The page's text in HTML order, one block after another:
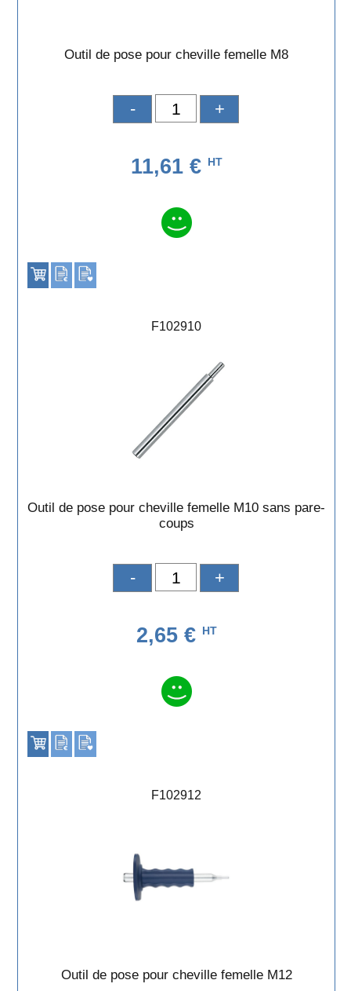
Outil de pose pour cheville femelle M8
- +
11,61 € HT
F102910
Outil de pose pour cheville femelle M10 sans pare-
coups
- +
2,65 € HT
F102912
Outil de pose pour cheville femelle M12